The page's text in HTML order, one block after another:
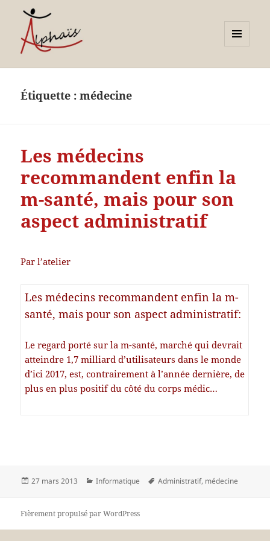
compétences et
WIDGETS
Étiquette :médecine
Les médecins
recommandent enfin la
m-santé, mais pour son
aspect administratif
Parl’atelier
Les médecins recommandent enfin la m-
santé, mais pour son aspect administratif:
Le regard porté sur la m-santé, marché qui devrait
atteindre 1,7 milliard d’utilisateurs dans le monde
d’ici 2017, est, contrairement à l’année dernière, de
plus en plus positif du côté du corps médic…
Publié
27 mars 2013 Catégories
Informatique
Mots-
Administratif, médecine
Fièrement propulsé par WordPress